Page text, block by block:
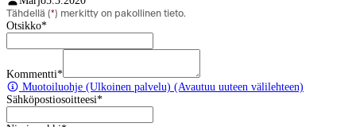
Tähdellä (*) merkitty on pakollinen tieto.
Otsikko*
Kommentti*
Muotoiluohje (Ulkoinen palvelu) (Avautuu uuteen välilehteen)
Sähköpostiosoitteesi*